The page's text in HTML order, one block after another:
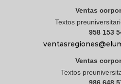
Ventas
Textos
958 153
Ventas
Textos